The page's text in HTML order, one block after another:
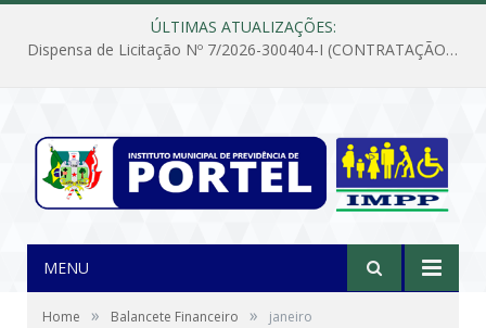
ÚLTIMAS ATUALIZAÇÕES:
Dispensa de Licitação Nº 7/2026-300404-I (CONTRATAÇÃO DE EMPRESA PARA MANUTENÇÃO E REPARAÇÃO DE APARELHOS DE AR CONDICIONADO, EM ATENDIMENTO ÀS NECESSIDADES DO INSTITUTO DE PREVIDÊNCIA MUNICIPAL DE PORTEL/PA)
MENU
Home » Balancete Financeiro » janeiro